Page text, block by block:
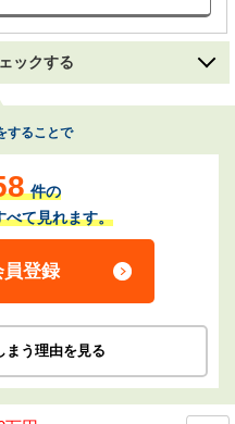
ックする
することで
件の
べて見れます。
員登録
まう理由を見る